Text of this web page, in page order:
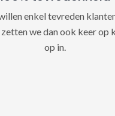
enkel tevreden
we dan ook keer op
op in.